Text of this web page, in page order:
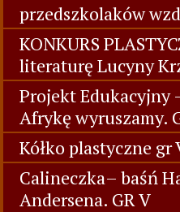
przedszkolaków
KONKURS
literaturę Lucyny
Projekt Edukacyjny
Afrykę wyruszamy.
Kółko plastyczne gr
Calineczka– baśń
Andersena. GR V